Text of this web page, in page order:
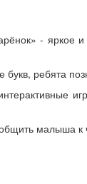
- яркое
ребята
малыша к